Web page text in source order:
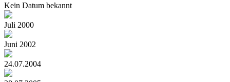
Kein Datum bekannt
Juli 2000
Juni 2002
24.07.2004